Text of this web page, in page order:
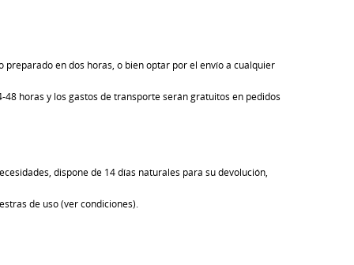
preparado en dos horas, o bien optar por el envío a cualquier
horas y los gastos de transporte serán gratuitos en pedidos
dispone de 14 días naturales para su devolución,
de uso (ver condiciones).